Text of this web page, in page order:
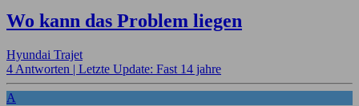
Wo kann das Problem liegen
Hyundai Trajet
4 Antworten | Letzte Update: Fast 14 jahre
A